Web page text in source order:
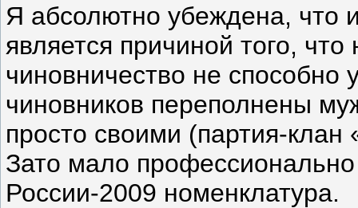
Я абсолютно убеждена, что
является причиной того,
чиновничество не способно
чиновников переполнены
просто своими (партия-
Зато мало
России-2009 номенклатура.